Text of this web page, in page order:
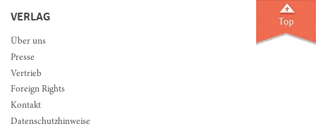
VERLAG
Über uns
Presse
Vertrieb
Foreign Rights
Kontakt
Datenschutzhinweise